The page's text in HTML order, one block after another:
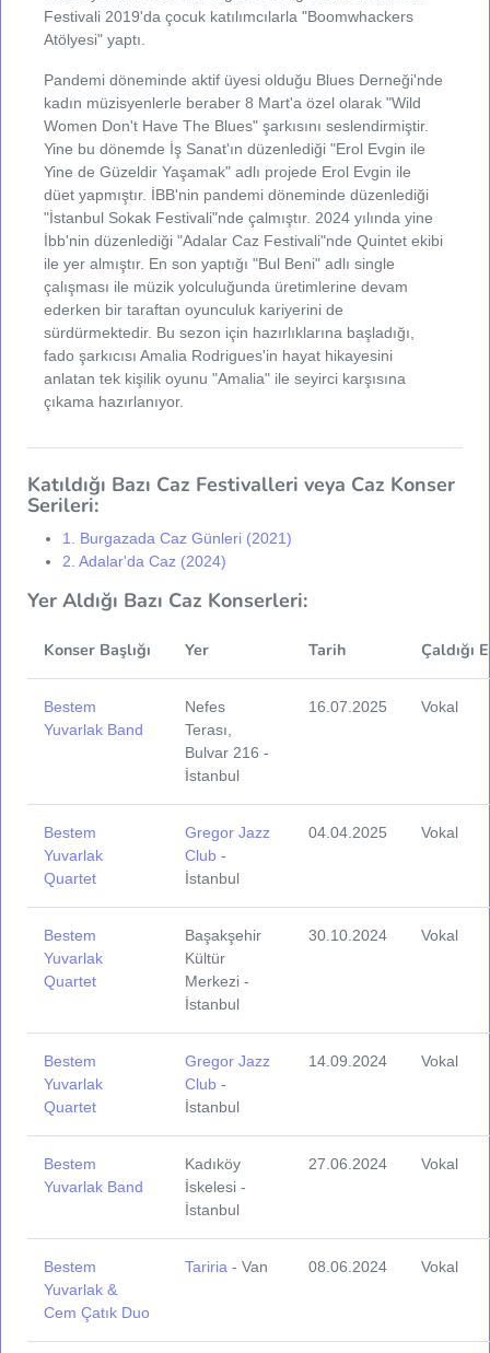
Festivali 2019'da çocuk katılımcılarla "Boomwhackers
Atölyesi" yaptı.
Pandemi döneminde aktif üyesi olduğu Blues Derneği'nde
kadın müzisyenlerle beraber 8 Mart'a özel olarak "Wild
Women Don't Have The Blues" şarkısını seslendirmiştir.
Yine bu dönemde İş Sanat'ın düzenlediği "Erol Evgin ile
Yine de Güzeldir Yaşamak" adlı projede Erol Evgin ile
düet yapmıştır. İBB'nin pandemi döneminde düzenlediği
"İstanbul Sokak Festivali"nde çalmıştır. 2024 yılında yine
İbb'nin düzenlediği "Adalar Caz Festivali"nde Quintet ekibi
ile yer almıştır. En son yaptığı "Bul Beni" adlı single
çalışması ile müzik yolculuğunda üretimlerine devam
ederken bir taraftan oyunculuk kariyerini de
sürdürmektedir. Bu sezon için hazırlıklarına başladığı,
fado şarkıcısı Amalia Rodrigues'in hayat hikayesini
anlatan tek kişilik oyunu "Amalia" ile seyirci karşısına
çıkama hazırlanıyor.
Katıldığı Bazı Caz Festivalleri veya Caz Konser
Serileri:
1. Burgazada Caz Günleri (2021)
2. Adalar'da Caz (2024)
Yer Aldığı Bazı Caz Konserleri:
Konser Başlığı Yer Tarih Çaldığı
Bestem
Yuvarlak Band
Nefes
Terası,
Bulvar 216 -
İstanbul
16.07.2025 Vokal
Bestem
Yuvarlak
Quartet
Gregor Jazz
Club -
İstanbul
04.04.2025 Vokal
Bestem
Yuvarlak
Quartet
Başakşehir
Kültür
Merkezi -
İstanbul
30.10.2024 Vokal
Bestem
Yuvarlak
Quartet
Gregor Jazz
Club -
İstanbul
14.09.2024 Vokal
Bestem
Yuvarlak Band
Kadıköy
İskelesi -
İstanbul
27.06.2024 Vokal
Bestem
Yuvarlak &
Cem Çatık Duo
Tariria - Van 08.06.2024 Vokal